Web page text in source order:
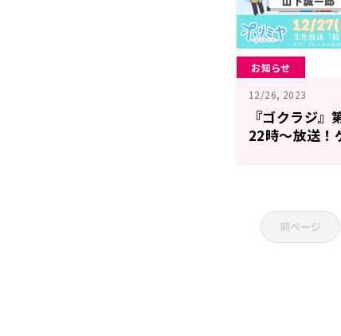
お知らせ
12/26, 2023
『ゴクラジ』
22時～放送！
前ページ